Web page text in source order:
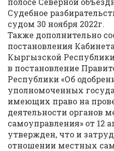
Судебное
судом 30 ноября 2022г.
Также дополнительно
постановления
Кыргызской
в постановление
Республики «Об
уполномоченных
имеющих право на
деятельности органов
самоуправления» от 12
утвержден, что и
отношении местных